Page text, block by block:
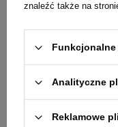
81.5pktpunktów
Najniższa cena produktu
Cena katalogowa:115,01 zł
Do
znaleźć także na
Analityczne
Reklamowe